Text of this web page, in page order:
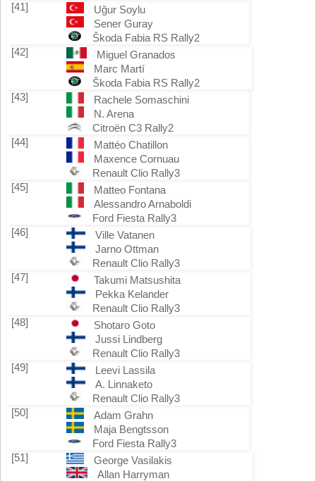
[41]
Uğur Soylu
Sener Guray
Škoda Fabia RS Rally2
[42]
Miguel Granados
Marc Martí
Škoda Fabia RS Rally2
[43]
Rachele Somaschini
N. Arena
Citroën C3 Rally2
[44]
Mattéo Chatillon
Maxence Cornuau
Renault Clio Rally3
[45]
Matteo Fontana
Alessandro Arnaboldi
Ford Fiesta Rally3
[46]
Ville Vatanen
Jarno Ottman
Renault Clio Rally3
[47]
Takumi Matsushita
Pekka Kelander
Renault Clio Rally3
[48]
Shotaro Goto
Jussi Lindberg
Renault Clio Rally3
[49]
Leevi Lassila
A. Linnaketo
Renault Clio Rally3
[50]
Adam Grahn
Maja Bengtsson
Ford Fiesta Rally3
[51]
George Vasilakis
Allan Harryman